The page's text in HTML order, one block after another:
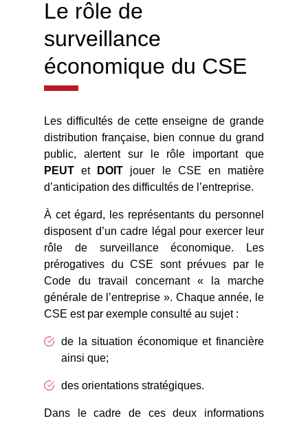
Le rôle de
surveillance
économique du CSE
Les difficultés de cette enseigne de grande
distribution française, bien connue du grand
public, alertent sur le rôle important que
PEUT et DOIT jouer le CSE en matière
d’anticipation des difficultés de l’entreprise.
À cet égard, les représentants du personnel
disposent d’un cadre légal pour exercer leur
rôle de surveillance économique. Les
prérogatives du CSE sont prévues par le
Code du travail concernant « la marche
générale de l’entreprise ». Chaque année, le
CSE est par exemple consulté au sujet :
de la situation économique et financière
ainsi que;
des orientations stratégiques.
Dans le cadre de ces deux informations